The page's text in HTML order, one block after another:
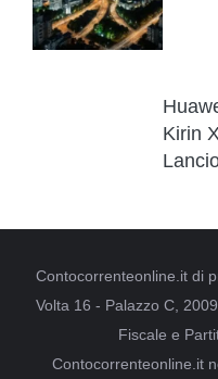
Kirin
Contocorrenteonline.it di
Volta 16 - Palazzo C,
Fiscale e
Contocorrenteonline.it